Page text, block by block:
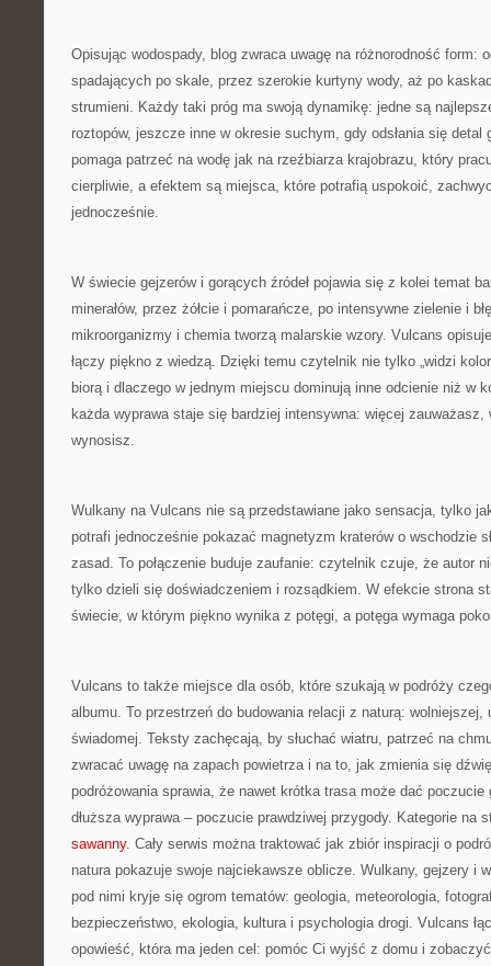
Opisując wodospady, blog zwraca uwagę na różnorodność form:
spadających po skale, przez szerokie kurtyny wody, aż po
strumieni. Każdy taki próg ma swoją dynamikę: jedne są
roztopów, jeszcze inne w okresie suchym, gdy odsłania się detal
pomaga patrzeć na wodę jak na rzeźbiarza krajobrazu, który
cierpliwie, a efektem są miejsca, które potrafią uspokoić,
jednocześnie.
W świecie gejzerów i gorących źródeł pojawia się z kolei temat
minerałów, przez żółcie i pomarańcze, po intensywne zielenie i
mikroorganizmy i chemia tworzą malarskie wzory. Vulcans
łączy piękno z wiedzą. Dzięki temu czytelnik nie tylko „widzi
biorą i dlaczego w jednym miejscu dominują inne odcienie niż w
każda wyprawa staje się bardziej intensywna: więcej
wynosisz.
Wulkany na Vulcans nie są przedstawiane jako sensacja, tylko
potrafi jednocześnie pokazać magnetyzm kraterów o wschodzie
zasad. To połączenie buduje zaufanie: czytelnik czuje, że autor
tylko dzieli się doświadczeniem i rozsądkiem. W efekcie strona
świecie, w którym piękno wynika z potęgi, a potęga wymaga
Vulcans to także miejsce dla osób, które szukają w podróży
albumu. To przestrzeń do budowania relacji z naturą: wolniejszej,
świadomej. Teksty zachęcają, by słuchać wiatru, patrzeć na
zwracać uwagę na zapach powietrza i na to, jak zmienia się
podróżowania sprawia, że nawet krótka trasa może dać poczucie
dłuższa wyprawa – poczucie prawdziwej przygody. Kategorie na
sawanny. Cały serwis można traktować jak zbiór inspiracji o
natura pokazuje swoje najciekawsze oblicze. Wulkany, gejzery i
pod nimi kryje się ogrom tematów: geologia, meteorologia,
bezpieczeństwo, ekologia, kultura i psychologia drogi. Vulcans
opowieść, która ma jeden cel: pomóc Ci wyjść z domu i